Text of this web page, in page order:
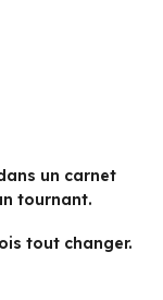
un carnet
tournant.
tout changer.